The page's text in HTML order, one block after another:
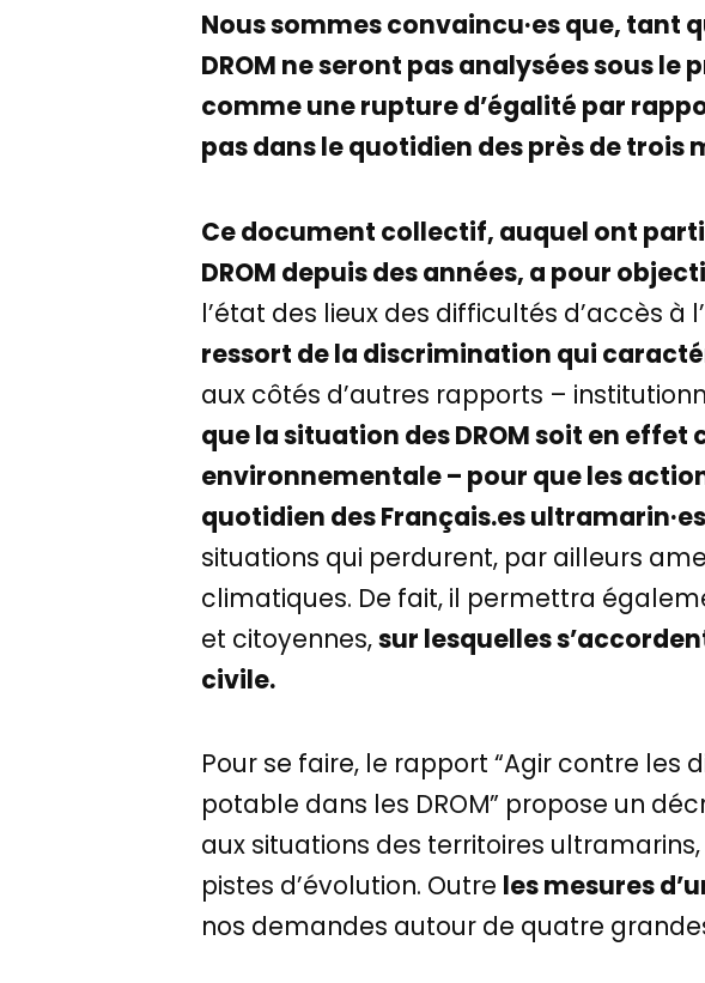
Nous sommes convaincu·es que, tant
DROM ne seront pas analysées sous
comme une rupture d’égalité par
pas dans le quotidien des près de trois
Ce document collectif, auquel ont
DROM depuis des années, a pour
l’état des lieux des difficultés d’accès à
ressort de la discrimination qui
aux côtés d’autres rapports –
que la situation des DROM soit en
environnementale – pour que les
quotidien des Français.es
situations qui perdurent, par ailleurs
climatiques. De fait, il permettra
et citoyennes,sur lesquelles
civile.
Pour se faire, le rapport “Agir contre les
potable dans les DROM” propose un
aux situations des territoires
pistes d’évolution. Outre les mesures
nos demandes autour de quatre